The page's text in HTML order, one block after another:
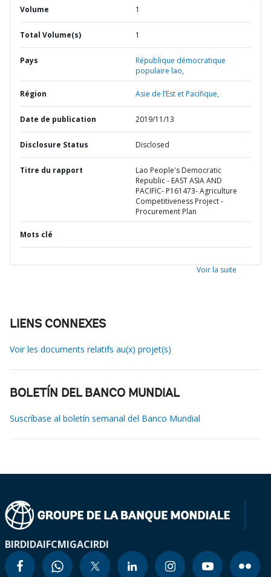
Volume 1
Total Volume(s) 1
Pays
République démocratique
populaire lao,
Région Asie de l’Est et Pacifique,
Date de publication 2019/11/13
Disclosure Status Disclosed
Titre du rapport
Lao People's Democratic
Republic - EAST ASIA AND
PACIFIC- P161473- Agriculture
Competitiveness Project -
Procurement Plan
Mots clé
Voir la suite
LIENS CONNEXES
Voir les documents relatifs au(x) projet(s)
BOLETÍN DEL BANCO MUNDIAL
Suscríbase al boletín semanal del Banco Mundial
BIRDIDAIFCMIGACIRDI